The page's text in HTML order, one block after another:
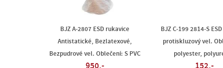
BJZ A-2807 ESD rukavice
Antistatické, Bezlatexové,
Bezpudrové vel. Oblečení: S PVC
950,-
BJZ C-199 2814-S
protiskluzový vel.
polyester,
152,-